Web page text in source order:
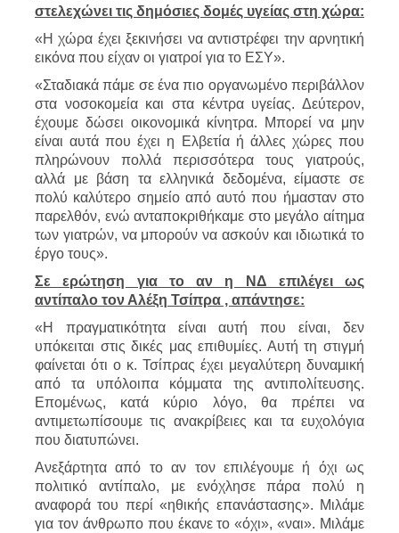
στελεχώνει τις δημόσιες δομές υγείας στη χώρα:
«Η χώρα έχει ξεκινήσει να αντιστρέφει την αρνητική
εικόνα που είχαν οι γιατροί για το ΕΣΥ».
«Σταδιακά πάμε σε ένα πιο οργανωμένο περιβάλλον
στα νοσοκομεία και στα κέντρα υγείας. Δεύτερον,
έχουμε δώσει οικονομικά κίνητρα. Μπορεί να μην
είναι αυτά που έχει η Ελβετία ή άλλες χώρες που
πληρώνουν πολλά περισσότερα τους γιατρούς,
αλλά με βάση τα ελληνικά δεδομένα, είμαστε σε
πολύ καλύτερο σημείο από αυτό που ήμασταν στο
παρελθόν, ενώ ανταποκριθήκαμε στο μεγάλο αίτημα
των γιατρών, να μπορούν να ασκούν και ιδιωτικά το
έργο τους».
Σε ερώτηση για το αν η ΝΔ επιλέγει ως
αντίπαλο τον Αλέξη Τσίπρα , απάντησε:
«Η πραγματικότητα είναι αυτή που είναι, δεν
υπόκειται στις δικές μας επιθυμίες. Αυτή τη στιγμή
φαίνεται ότι ο κ. Τσίπρας έχει μεγαλύτερη δυναμική
από τα υπόλοιπα κόμματα της αντιπολίτευσης.
Επομένως, κατά κύριο λόγο, θα πρέπει να
αντιμετωπίσουμε τις ανακρίβειες και τα ευχολόγια
που διατυπώνει.
Ανεξάρτητα από το αν τον επιλέγουμε ή όχι ως
πολιτικό αντίπαλο, με ενόχλησε πάρα πολύ η
αναφορά του περί «ηθικής επανάστασης». Μιλάμε
για τον άνθρωπο που έκανε το «όχι», «ναι». Μιλάμε